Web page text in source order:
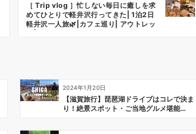
［ Trip vlog ］忙しない毎日に癒しを求
めてひとりで軽井沢行ってきた| 1泊2日
軽井沢一人旅🌿|カフェ巡り| アウトレッ
2024年1月20日
【滋賀旅行】琵琶湖ドライブはコレで決ま
り！絶景スポット・ご当地グルメ堪能…